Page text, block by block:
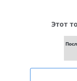
Этот